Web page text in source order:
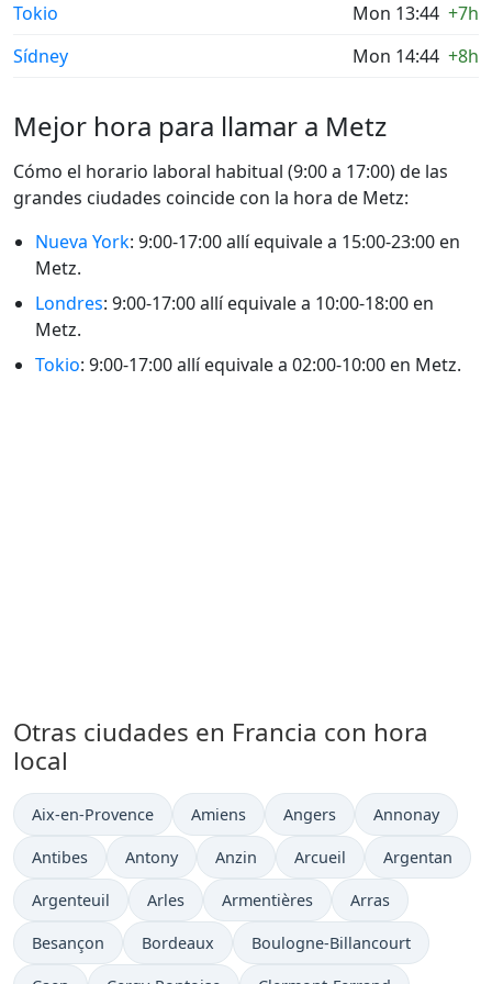
Tokio Mon 13:44 +7h
Sídney
Mon 14:44 +8h
Mejor hora para llamar a Metz
Cómo el horario laboral habitual (9:00 a 17:00) de las
grandes ciudades coincide con la hora de Metz:
Nueva York: 9:00-17:00 allí equivale a 15:00-23:00 en
Metz.
Londres: 9:00-17:00 allí equivale a 10:00-18:00 en
Metz.
Tokio: 9:00-17:00 allí equivale a 02:00-10:00 en Metz.
Otras ciudades en Francia con hora
local
Hora actual en
Aix-en-Provence Hora actual en
Amiens Hora actual en
Angers Hora actual en
Annonay
Hora actual en
Antibes Hora actual en
Antony Hora actual en
Anzin Hora actual en
Arcueil Hora actual en
Argentan
Hora actual en
Argenteuil Hora actual en
Arles Hora actual en
Armentières Hora actual en
Arras
Hora actual en
Besançon Hora actual en
Bordeaux Hora actual en
Boulogne-Billancourt